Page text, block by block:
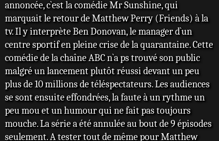
annoncée, c`est la comédie Mr Sunshine, qui
marquait le retour de Matthew Perry (Friends) à la
tv. Il y interprète Ben Donovan, le manager d`un
centre sportif en pleine crise de la quarantaine. Cette
comédie de la chaîne ABC n`a ps trouvé son public
malgré un lancement plutôt réussi devant un peu
plus de 10 millions de téléspectateurs. Les audiences
se sont ensuite effondrées, la faute à un rythme un
peu mou et un humour qui ne fait pas toujours
mouche. La série a été annulée au bout de 9 épisodes
seulement. A tester tout de même pour Matthew